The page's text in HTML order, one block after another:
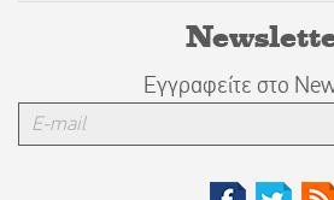
Εγγραφείτε στο